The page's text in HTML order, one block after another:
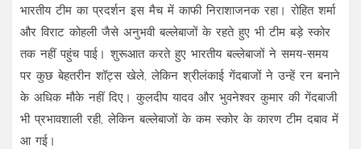
भारतीय टीम का प्रदर्शन इस मैच में काफी निराशाजनक रहा। रोहित शर्मा
और विराट कोहली जैसे अनुभवी बल्लेबाजों के रहते हुए भी टीम बड़े स्कोर
तक नहीं पहुंच पाई। शुरूआत करते हुए भारतीय बल्लेबाजों ने समय-समय
पर कुछ बेहतरीन शॉट्स खेले, लेकिन श्रीलंकाई गेंदबाजों ने उन्हें रन बनाने
के अधिक मौके नहीं दिए। कुलदीप यादव और भुवनेश्वर कुमार की गेंदबाजी
भी प्रभावशाली रही, लेकिन बल्लेबाजों के कम स्कोर के कारण टीम दबाव में
आ गई।